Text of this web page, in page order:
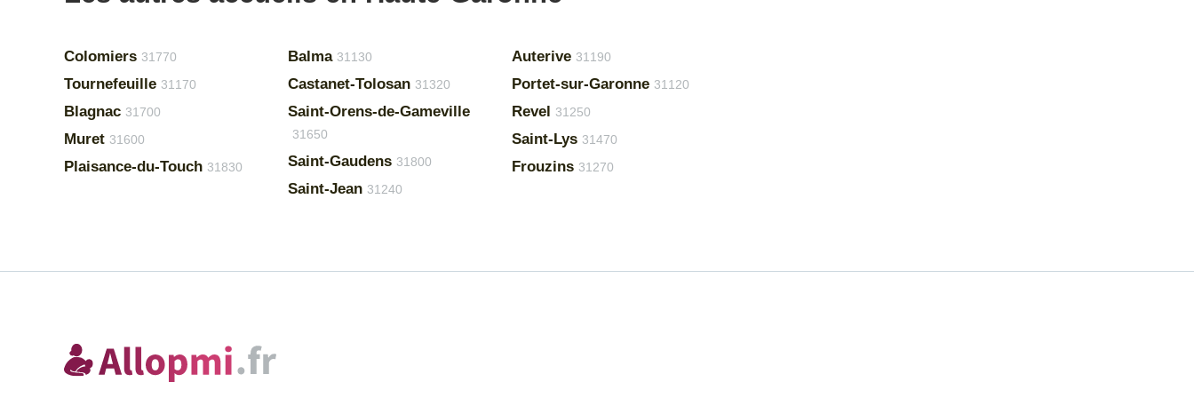
Colomiers 31770
Tournefeuille 31170
Blagnac 31700
Muret 31600
Plaisance-du-Touch 31830
Balma 31130
Castanet-Tolosan 31320
Saint-Orens-de-Gameville
31650
Saint-Gaudens 31800
Saint-Jean 31240
Auterive 31190
Portet-sur-Garonne 31120
Revel 31250
Saint-Lys 31470
Frouzins 31270